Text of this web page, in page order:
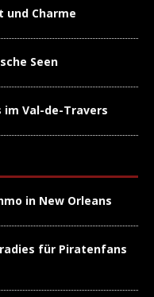
und Charme
Seen
Val-de-Travers
in New Orleans
für Piratenfans